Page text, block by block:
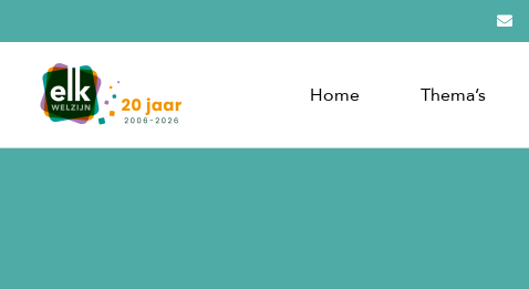
Home Thema’s